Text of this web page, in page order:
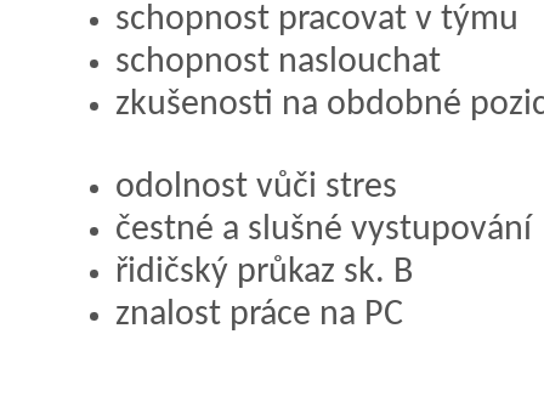
schopnost pracovat v týmu
schopnost naslouchat
zkušenosti na obdobné
odolnost vůči stres
čestné a slušné vystupování
řidičský průkaz sk. B
znalost práce na PC